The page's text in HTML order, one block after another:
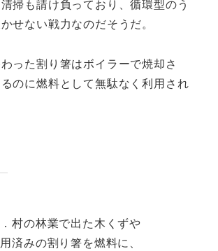
掃も請け負っており、循環型のう
せない戦力なのだそうだ。
った割り箸はボイラーで焼却さ
のに燃料として無駄なく利用され
．村の林業で出た木くずや
済みの割り箸を燃料に、